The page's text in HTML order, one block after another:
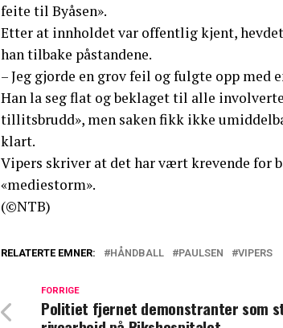
feite til Byåsen».
Etter at innholdet var offentlig kjent,
han tilbake påstandene.
– Jeg gjorde en grov feil og fulgte opp med
Han la seg flat og beklaget til alle
tillitsbrudd», men saken fikk ikke
klart.
Vipers skriver at det har vært krevende for
«mediestorm».
(©NTB)
RELATERTE EMNER: HÅNDBALL PAULSEN VIPERS
FORRIGE
Politiet fjernet demonstranter som